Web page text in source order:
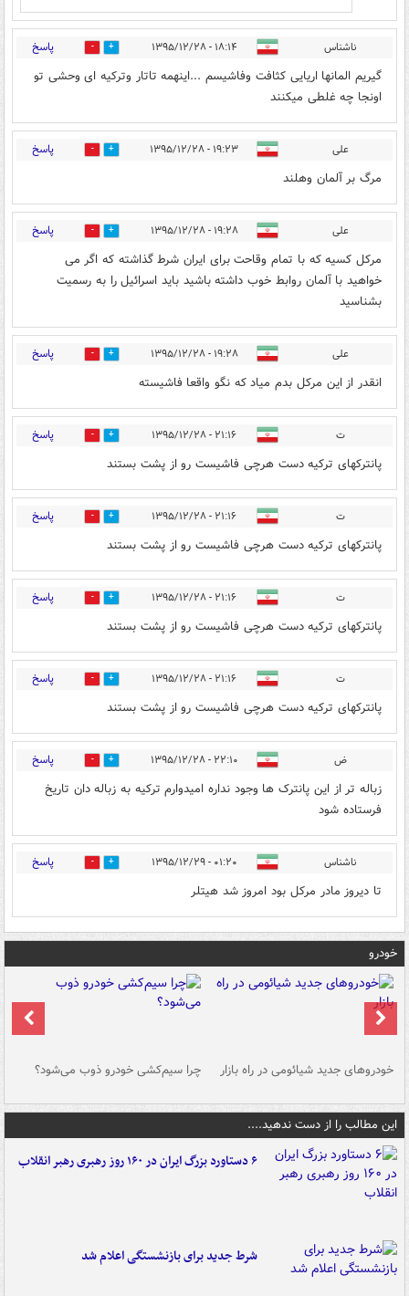
ناشناس ۱۸:۱۴ - ۱۳۹۵/۱۲/۲۸ 15 پاسخ
گیریم المانها اریایی کثافت وفاشیسم ...اینهمه تاتار وترکیه ای وحشی تو
اونجا چه غلطی میکنند
علی ۱۹:۲۳ - ۱۳۹۵/۱۲/۲۸ 0 پاسخ
مرگ بر آلمان وهلند
علی ۱۹:۲۸ - ۱۳۹۵/۱۲/۲۸ 1 پاسخ
مرکل کسیه که با تمام وقاحت برای ایران شرط گذاشته که اگر می
خواهید با آلمان روابط خوب داشته باشید باید اسرائیل را به رسمیت
بشناسید
علی ۱۹:۲۸ - ۱۳۹۵/۱۲/۲۸ 1 پاسخ
انقدر از این مرکل بدم میاد که نگو واقعا فاشیسته
ت ۲۱:۱۶ - ۱۳۹۵/۱۲/۲۸ 9 پاسخ
پانترکهای ترکیه دست هرچی فاشیست رو از پشت بستند
ت ۲۱:۱۶ - ۱۳۹۵/۱۲/۲۸ 12 پاسخ
پانترکهای ترکیه دست هرچی فاشیست رو از پشت بستند
ت ۲۱:۱۶ - ۱۳۹۵/۱۲/۲۸ 8 پاسخ
پانترکهای ترکیه دست هرچی فاشیست رو از پشت بستند
ت ۲۱:۱۶ - ۱۳۹۵/۱۲/۲۸ 8 پاسخ
پانترکهای ترکیه دست هرچی فاشیست رو از پشت بستند
ض ۲۲:۱۰ - ۱۳۹۵/۱۲/۲۸ 10 پاسخ
زباله تر از این پانترک ها وجود نداره امیدوارم ترکیه به زباله دان تاریخ
فرستاده شود
ناشناس ۰۱:۲۰ - ۱۳۹۵/۱۲/۲۹ 4 پاسخ
تا دیروز مادر مرکل بود امروز شد هيتلر
خودرو
خودروهای جدید شیائومی در راه بازار چرا سیم‌کشی خودرو ذوب می‌شود؟
این مطالب را از دست ندهید....
۶ دستاورد بزرگ ایران در ۱۶۰ روز رهبری رهبر انقلاب
شرط جدید برای بازنشستگی اعلام شد